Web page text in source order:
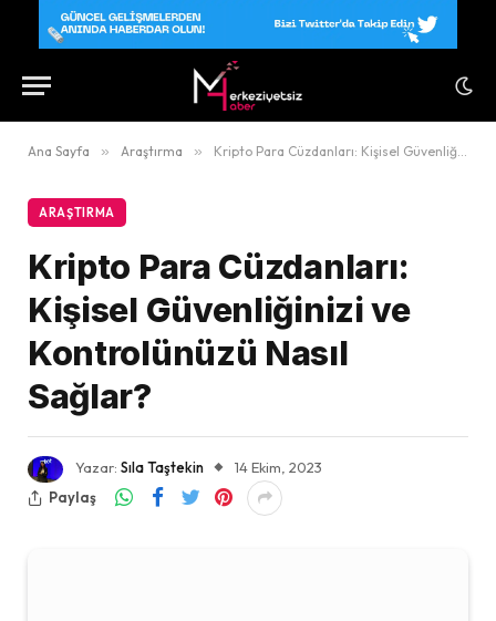
Ana Sayfa » Araştırma » Kripto Para Cüzdanları: Kişisel Güvenliğinizi ve Kontrolünüzü Nasıl Sağlar?
ARAŞTIRMA
Kripto Para Cüzdanları:
Kişisel Güvenliğinizi ve
Kontrolünüzü Nasıl
Sağlar?
Yazar: Sıla Taştekin
14 Ekim, 2023
Paylaş